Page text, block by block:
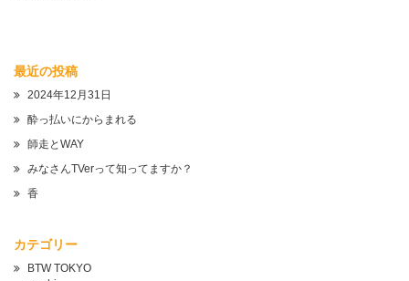
最近の投稿
2024年12月31日
酔っ払いにからまれる
師走とWAY
みなさんTVerって知ってますか？
香
カテゴリー
BTW TOKYO